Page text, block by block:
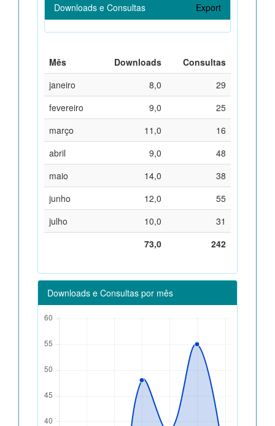
Downloads e Consultas Export
Mês Downloads
Consultas
janeiro
8,0
29
fevereiro
9,0
25
março
11,0
16
abril
9,0
48
maio
14,0
38
junho
12,0
55
julho
10,0
31
73,0
242
Downloads e Consultas por mês